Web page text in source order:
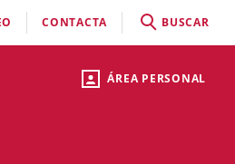
ÁREA PERSONAL
CONTACTA BUSCAR